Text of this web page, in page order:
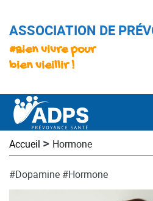
ASSOCIATION DE
#Bien vivre pour
bien vieillir !
Accueil > Hormone
#Dopamine #Hormone